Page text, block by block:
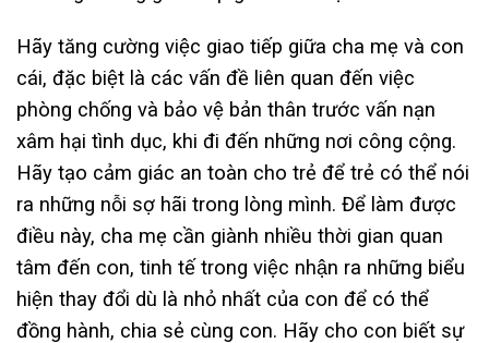
Hãy tăng cường việc giao tiếp giữa cha mẹ và con
cái, đặc biệt là các vấn đề liên quan đến việc
phòng chống và bảo vệ bản thân trước vấn nạn
xâm hại tình dục, khi đi đến những nơi công cộng.
Hãy tạo cảm giác an toàn cho trẻ để trẻ có thể nói
ra những nỗi sợ hãi trong lòng mình. Để làm được
điều này, cha mẹ cần giành nhiều thời gian quan
tâm đến con, tinh tế trong việc nhận ra những biểu
hiện thay đổi dù là nhỏ nhất của con để có thể
đồng hành, chia sẻ cùng con. Hãy cho con biết sự